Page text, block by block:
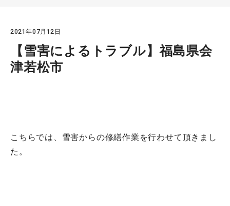
2021年07月12日
【雪害によるトラブル】福島県会
津若松市
こちらでは、雪害からの修繕作業を行わせて頂きまし
た。